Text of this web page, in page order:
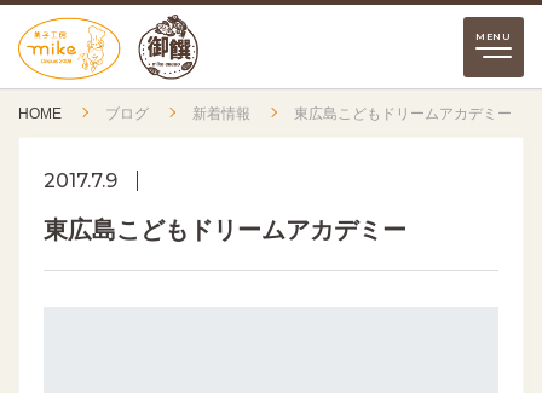
HOME ブログ 新着情報 東広島こどもドリームアカデミー
2017.7.9
東広島こどもドリームアカデミー